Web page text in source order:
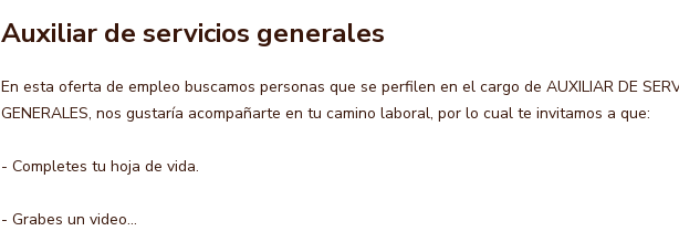
Auxiliar de servicios generales
En esta oferta de empleo buscamos personas que se perfilen en el cargo de AUXILIAR DE
GENERALES, nos gustaría acompañarte en tu camino laboral, por lo cual te invitamos a que:
- Completes tu hoja de vida.
- Grabes un video...